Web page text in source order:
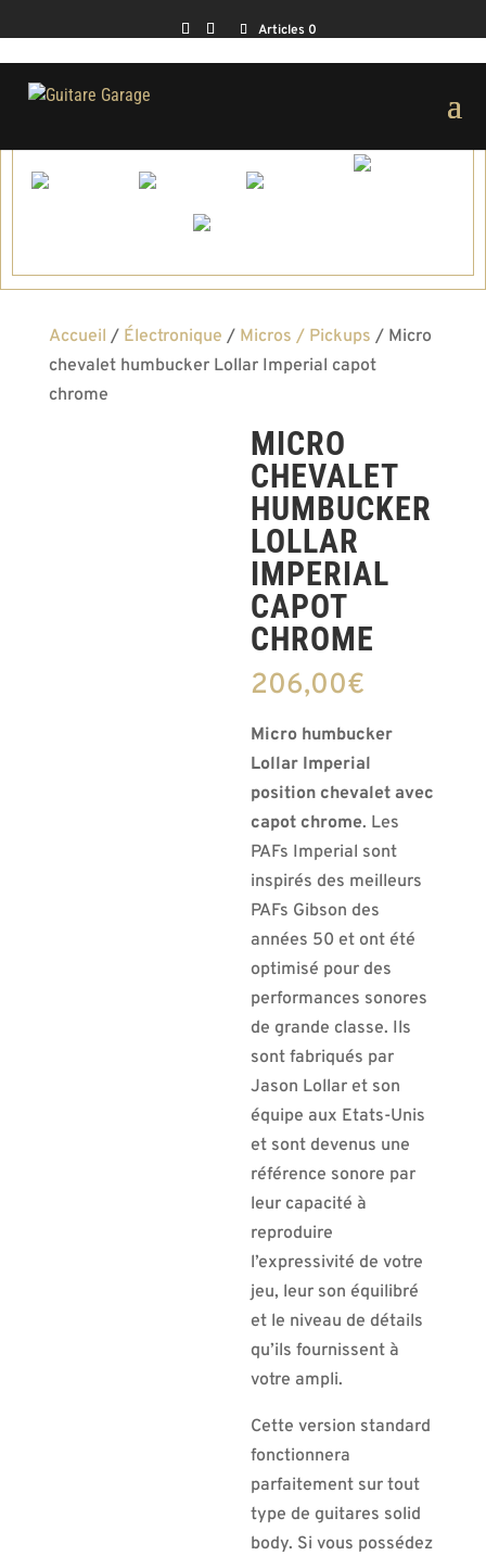
Articles 0
Accueil / Électronique / Micros / Pickups / Micro
chevalet humbucker Lollar Imperial capot
chrome
MICRO
CHEVALET
HUMBUCKER
LOLLAR
IMPERIAL
CAPOT
CHROME
206,00€
Micro humbucker
Lollar Imperial
position chevalet avec
capot chrome. Les
PAFs Imperial sont
inspirés des meilleurs
PAFs Gibson des
années 50 et ont été
optimisé pour des
performances sonores
de grande classe. Ils
sont fabriqués par
Jason Lollar et son
équipe aux Etats-Unis
et sont devenus une
référence sonore par
leur capacité à
reproduire
l’expressivité de votre
jeu, leur son équilibré
et le niveau de détails
qu’ils fournissent à
votre ampli.
Cette version standard
fonctionnera
parfaitement sur tout
type de guitares solid
body. Si vous possédez